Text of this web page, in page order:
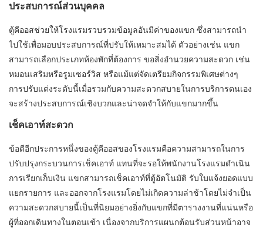
ประสบการณ์ส่วนบุคคล
ตู้คีออสช่วยให้โรงแรมรวบรวมข้อมูลอันมีค่าของแขก ซึ่งสามารถนำ
ไปใช้เพื่อมอบประสบการณ์ที่ปรับให้เหมาะสมได้ ตัวอย่างเช่น แขก
สามารถเลือกประเภทห้องพักที่ต้องการ ขอสิ่งอำนวยความสะดวก เช่น
หมอนเสริมหรือรูมเซอร์วิส หรือแม้แต่จัดเตรียมกิจกรรมพิเศษต่างๆ
การปรับแต่งระดับนี้เมื่อรวมกับความสะดวกสบายในการบริการตนเอง
จะสร้างประสบการณ์เชิงบวกและน่าจดจำให้กับแขกมากขึ้น
เช็คเอาท์สะดวก
ข้อดีอีกประการหนึ่งของตู้คีออสของโรงแรมคือความสามารถในการ
ปรับปรุงกระบวนการเช็คเอาท์ แทนที่จะรอให้พนักงานโรงแรมดำเนิน
การเรียกเก็บเงิน แขกสามารถเช็คเอาท์ที่ตู้อัตโนมัติ รับใบแจ้งยอดแบบ
แยกรายการ และออกจากโรงแรมโดยไม่เกิดความล่าช้าโดยไม่จำเป็น
ความสะดวกสบายนี้เป็นที่นิยมอย่างยิ่งกับแขกที่มีตารางงานที่แน่นหรือ
ผู้ที่ออกเดินทางในตอนเช้า เนื่องจากบริการแผนกต้อนรับส่วนหน้าอาจ